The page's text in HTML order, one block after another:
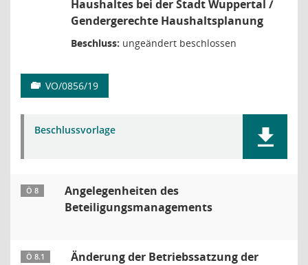
Haushaltes bei der Stadt Wuppertal /
Gendergerechte Haushaltsplanung
Beschluss: ungeändert beschlossen
VO/0856/19
Beschlussvorlage
Ö 8
Angelegenheiten des
Beteiligungsmanagements
Ö 8.1
Änderung der Betriebssatzung der